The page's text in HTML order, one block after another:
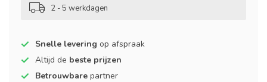
2 - 5 werkdagen
Snelle levering op afspraak
Altijd de beste prijzen
Betrouwbare partner